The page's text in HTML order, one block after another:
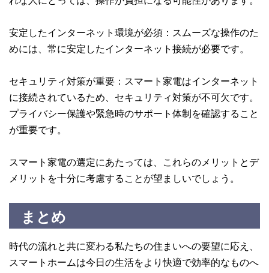
安定したインターネット環境が必須：スムーズな操作のた
めには、常に安定したインターネット接続が必要です。
セキュリティ対策が重要：スマート家電はインターネット
に接続されているため、セキュリティ対策が不可欠です。
プライバシー保護や緊急時のサポート体制を確認すること
が重要です。
スマート家電の選定にあたっては、これらのメリットとデ
メリットを十分に考慮することが望ましいでしょう。
まとめ
時代の流れと共に変わる私たちの住まいへの要望に応え、
スマートホームは今日の生活をより快適で効率的なものへ